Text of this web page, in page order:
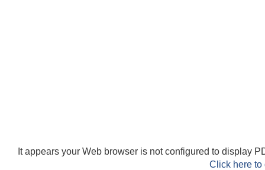
It appears your Web browser is not configured to display
Click here